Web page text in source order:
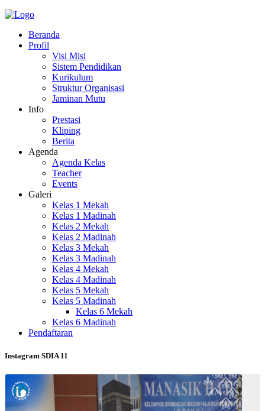
Beranda
Profil
Visi Misi
Sistem Pendidikan
Kurikulum
Struktur Organisasi
Jaminan Mutu
Info
Prestasi
Kliping
Berita
Agenda
Agenda Kelas
Teacher
Events
Galeri
Kelas 1 Mekah
Kelas 1 Madinah
Kelas 2 Mekah
Kelas 2 Madinah
Kelas 3 Mekah
Kelas 3 Madinah
Kelas 4 Mekah
Kelas 4 Madinah
Kelas 5 Mekah
Kelas 5 Madinah
Kelas 6 Mekah
Kelas 6 Madinah
Pendaftaran
Instagram SDIA 11